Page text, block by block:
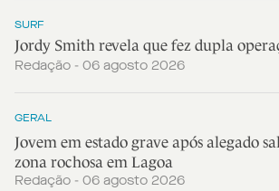
SURF
Jordy Smith revela que fez dupla
Redação - 06 agosto 2026
GERAL
Jovem em estado grave após alegado
zona rochosa em Lagoa
Redação - 06 agosto 2026